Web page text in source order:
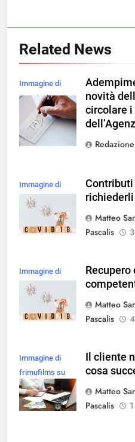
Related News
Immagine di
rawpixel.com su
Magnific
novità
circolare
Redazione
Immagine di
magnific
Contributi
richiederli
Matteo
Pascalis
Immagine di
magnific
Recupero
Matteo
Pascalis
Immagine di
frimufilms su
Magnific
Il cliente
cosa
Matteo
Pascalis